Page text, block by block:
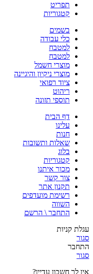
תפריט
קטגוריות
בשמים
כלי עבודה
למטבח
למטבח
מוצרי חשמל
מוצרי ניקיון והיגיינה
ציוד רפואי
ריהוט
תוספי תזונה
דף הבית
עלינו
חנות
שאלות ותשובות
בלוג
קטגוריות
מכור איתנו
צור קשר
תקנון אתר
רשימת מועדפים
השווה
התחבר \ הרשם
עגלת קניות
סגור
התחבר
סגור
אין לך חשבון עדיין?